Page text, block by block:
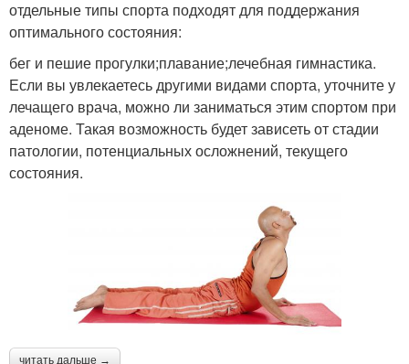
отдельные типы спорта подходят для поддержания
оптимального состояния:
бег и пешие прогулки;плавание;лечебная гимнастика.
Если вы увлекаетесь другими видами спорта, уточните у
лечащего врача, можно ли заниматься этим спортом при
аденоме. Такая возможность будет зависеть от стадии
патологии, потенциальных осложнений, текущего
состояния.
читать дальше →